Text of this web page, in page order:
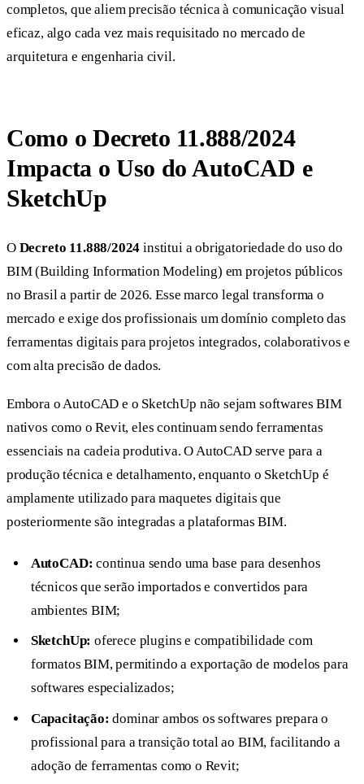
completos, que aliem precisão técnica à comunicação visual
eficaz, algo cada vez mais requisitado no mercado de
arquitetura e engenharia civil.
Como o Decreto 11.888/2024
Impacta o Uso do AutoCAD e
SketchUp
O Decreto 11.888/2024 institui a obrigatoriedade do uso do
BIM (Building Information Modeling) em projetos públicos
no Brasil a partir de 2026. Esse marco legal transforma o
mercado e exige dos profissionais um domínio completo das
ferramentas digitais para projetos integrados, colaborativos e
com alta precisão de dados.
Embora o AutoCAD e o SketchUp não sejam softwares BIM
nativos como o Revit, eles continuam sendo ferramentas
essenciais na cadeia produtiva. O AutoCAD serve para a
produção técnica e detalhamento, enquanto o SketchUp é
amplamente utilizado para maquetes digitais que
posteriormente são integradas a plataformas BIM.
AutoCAD: continua sendo uma base para desenhos
técnicos que serão importados e convertidos para
ambientes BIM;
SketchUp: oferece plugins e compatibilidade com
formatos BIM, permitindo a exportação de modelos para
softwares especializados;
Capacitação: dominar ambos os softwares prepara o
profissional para a transição total ao BIM, facilitando a
adoção de ferramentas como o Revit;